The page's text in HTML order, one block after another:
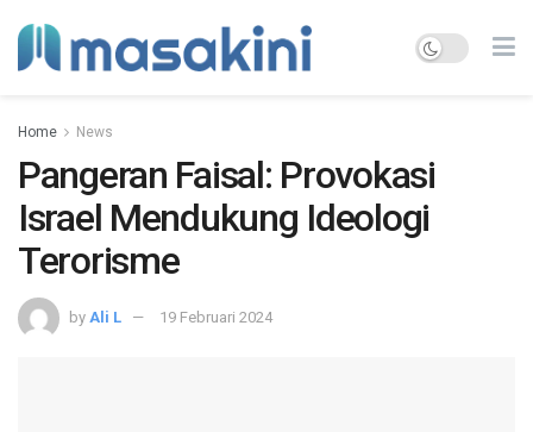
Home News
Pangeran Faisal: Provokasi
Israel Mendukung Ideologi
Terorisme
by Ali L 19 Februari 2024